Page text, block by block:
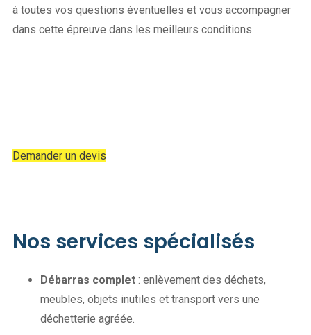
à toutes vos questions éventuelles et vous accompagner
dans cette épreuve dans les meilleurs conditions.
Demander un devis
Nos services spécialisés
Débarras complet : enlèvement des déchets,
meubles, objets inutiles et transport vers une
déchetterie agréée.